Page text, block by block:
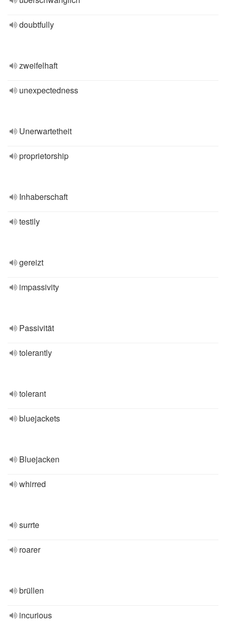
doubtfully
zweifelhaft
unexpectedness
Unerwartetheit
proprietorship
Inhaberschaft
testily
gereizt
impassivity
Passivität
tolerantly
tolerant
bluejackets
Bluejacken
whirred
surrte
roarer
brüllen
incurious